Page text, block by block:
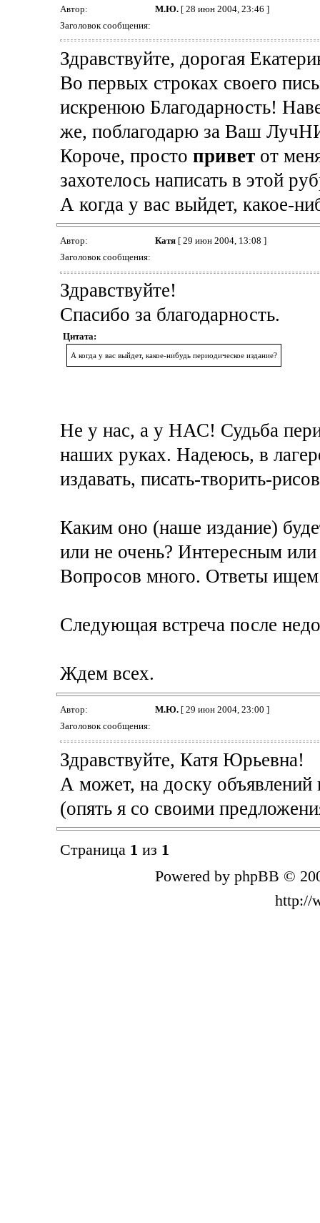
Автор: М.Ю.[ 28 июн 2004, 23:46 ]
Заголовок сообщения:
Здравствуйте, дорогая
Во первых строках своего
искренюю Благодарность!
же, поблагодарю за Ваш
Короче, просто приветот
захотелось написать в этой
А когда у вас выйдет, какое-
Автор: Катя[ 29 июн 2004, 13:08 ]
Заголовок сообщения:
Здравствуйте!
Спасибо за благодарность.
Цитата:
А когда у вас выйдет, какое-нибудь периодическое издание?
Не у нас, а у НАС! Судьба
наших руках. Надеюсь, в
издавать, писать-творить-
Каким оно (наше издание)
или не очень? Интересным
Вопросов много. Ответы ищем
Следующая встреча после
Ждем всех.
Автор: М.Ю.[ 29 июн 2004, 23:00 ]
Заголовок сообщения:
Здравствуйте, Катя Юрьевна!
А может, на доску объявлений
(опять я со своими
Страница 1 из 1
Powered by phpBB ©
http://